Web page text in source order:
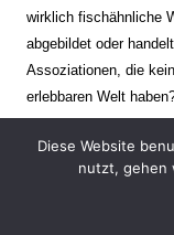
wirklich fischähnliche
abgebildet oder
Assoziationen, die
erlebbaren Welt
Verharren und
oder verrinnt im Nu.
zur Schmerzgrenze
Diese Website
nutzt, gehen